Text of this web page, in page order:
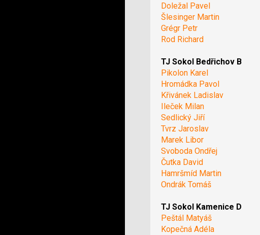
Doležal Pavel
Šlesinger Martin
Grégr Petr
Rod Richard
TJ Sokol Bedřichov B
Pikolon Karel
Hromádka Pavol
Křivánek Ladislav
Ileček Milan
Sedlický Jiří
Tvrz Jaroslav
Marek Libor
Svoboda Ondřej
Čutka David
Hamršmíd Martin
Ondrák Tomáš
TJ Sokol Kamenice D
Peštál Matyáš
Kopečná Adéla